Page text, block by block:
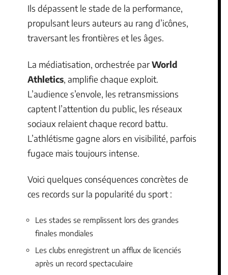
Ils dépassent le stade de la performance,
propulsant leurs auteurs au rang d’icônes,
traversant les frontières et les âges.
La médiatisation, orchestrée parWorld
Athletics, amplifie chaque exploit.
L’audience s’envole, les retransmissions
captent l’attention du public, les réseaux
sociaux relaient chaque record battu.
L’athlétisme gagne alors en visibilité, parfois
fugace mais toujours intense.
Voici quelques conséquences concrètes de
ces records sur la popularité du sport :
Les stades se remplissent lors des grandes
finales mondiales
Les clubs enregistrent un afflux de licenciés
après un record spectaculaire